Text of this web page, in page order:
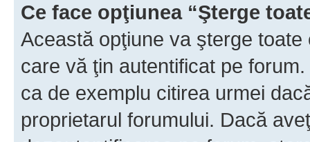
Ce face opţiunea “Şterge
Această opţiune va şterge
care vă ţin autentificat pe
ca de exemplu citirea urmei
proprietarul forumului. Dacă